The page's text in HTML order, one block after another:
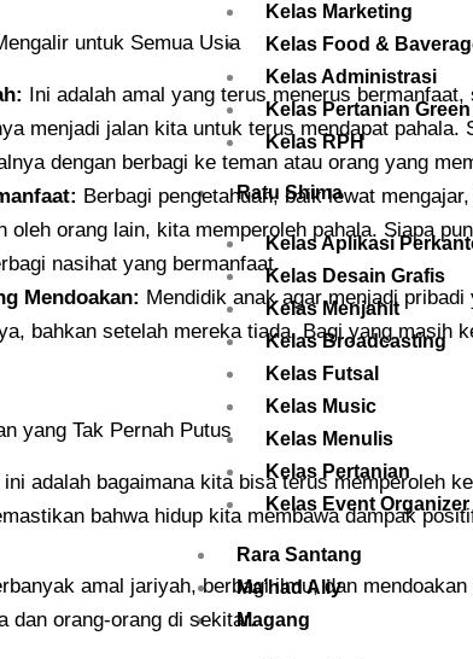
Kelas Marketing
Kelas Food &
Kelas Administrasi
Kelas Pertanian
Kelas RPH
Ratu Shima
Kelas Aplikasi
Kelas Desain Grafis
Kelas Menjahit
Kelas Broadcasting
Kelas Futsal
Kelas Music
Kelas Menulis
Kelas Pertanian
Kelas Event Organizer
Rara Santang
Ma’had Aliy
Magang
untuk Semua Usia
Ini adalah amal yang terus menerus
menjadi jalan kita untuk terus mendapat
dengan berbagi ke teman atau orang yang
Berbagi pengetahuan, baik lewat
oleh orang lain, kita memperoleh pahala. Siapa
nasihat yang bermanfaat.
Mendoakan: Mendidik anak agar menjadi
bahkan setelah mereka tiada. Bagi yang masih
yang Tak Pernah Putus
adalah bagaimana kita bisa terus memperoleh
bahwa hidup kita membawa dampak
amal jariyah, berbagi ilmu, dan
dan orang-orang di sekitar.